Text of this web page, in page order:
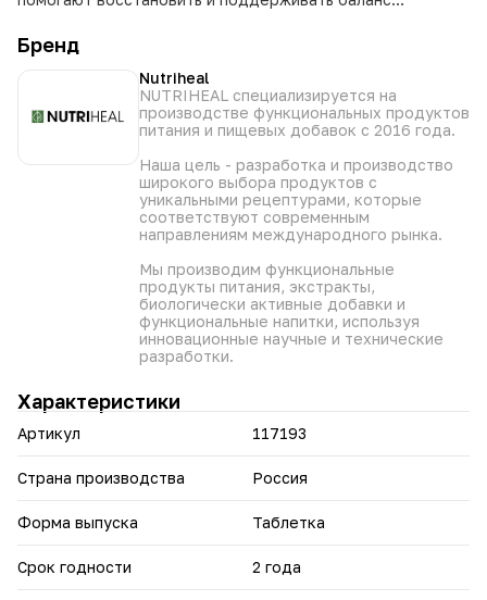
• Улучшение пищеварения: способствует нормализации
работы ЖКТ, снижает дискомфорт.
• Укрепление иммунитета: здоровый кишечник — основа
сильной иммунной защиты организма.
• Эффективная дозировка: приём 2–3 таблеток в день
обеспечивает достаточное поступление пробиотиков.
• Оптимальный объём упаковки: 90 таблеток хватает на
полный месячный курс без необходимости докупать
• Научно обоснованная формула: продукт разработан
специалистами с применением инновационных
• Контроль качества: строгий мониторинг производства
гарантирует безопасность и эффективность добавки.
БАД. Не является лекарственным средством. Перед
применением проконсультируйтесь с врачом.
Бренд
Nutriheal
NUTRIHEAL специализируется на
производстве функциональных продуктов
питания и пищевых добавок с 2016 года.
Наша цель - разработка и производство
широкого выбора продуктов с
уникальными рецептурами, которые
соответствуют современным
направлениям международного рынка.
Мы производим функциональные
продукты питания, экстракты,
биологически активные добавки и
функциональные напитки, используя
инновационные научные и технические
разработки.
Характеристики
Артикул 117193
Страна производства Россия
Форма выпуска Таблетка
Срок годности 2 года